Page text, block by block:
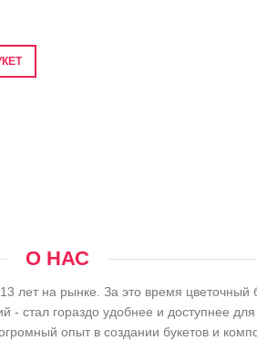
О НАС
лет на рынке. За это время цветочный
- стал гораздо удобнее и доступнее для
опыт в создании букетов и